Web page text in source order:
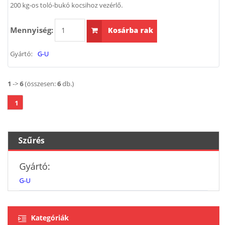
200 kg-os toló-bukó kocsihoz vezérlő.
Mennyiség: Kosárba rak
Gyártó: G-U
1 ->6(összesen:6db.)
1
Szűrés
Gyártó:
G-U
Kategóriák